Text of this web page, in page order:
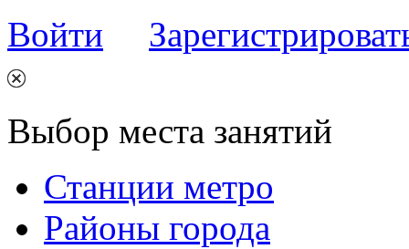
Войти
Выбор места занятий
Станции метро
Районы города